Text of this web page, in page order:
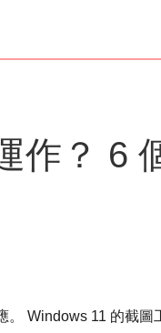
作？ 6
。 Windows 11 的截圖